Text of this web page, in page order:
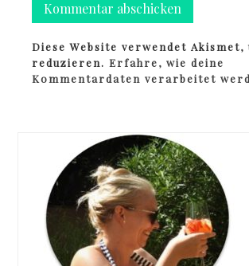
Diese Website verwendet Akismet,
reduzieren.Erfahre, wie deine
Kommentardaten verarbeitet